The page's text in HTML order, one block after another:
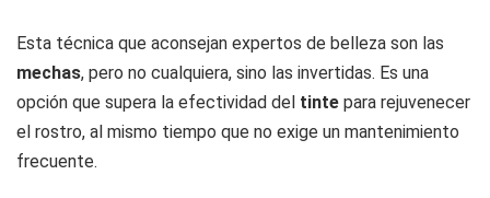
Esta técnica que aconsejan expertos de belleza son las
mechas, pero no cualquiera, sino las invertidas. Es una
opción que supera la efectividad del tinte para rejuvenecer
el rostro, al mismo tiempo que no exige un mantenimiento
frecuente.